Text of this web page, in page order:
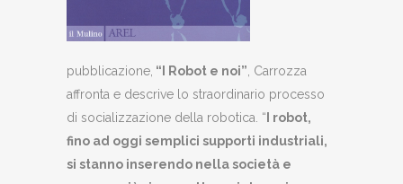
pubblicazione, “I Robot e noi” , Carrozza
affronta e descrive lo straordinario processo
di socializzazione della robotica. “ I robot,
fino ad oggi semplici supporti industriali,
si stanno inserendo nella società e